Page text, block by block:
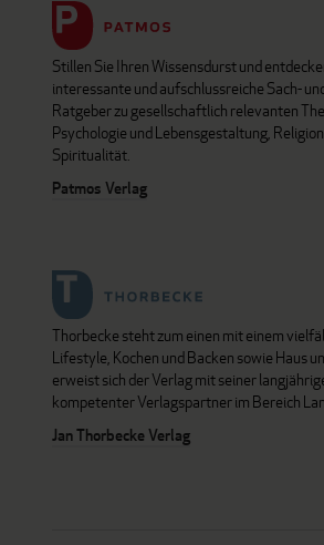
Stillen Sie Ihren Wissensdurst und
interessante und aufschlussreiche Sach-
Ratgeber zu gesellschaftlich relevanten
Psychologie und Lebensgestaltung,
Spiritualität.
Patmos Verlag
Thorbecke steht zum einen mit einem
Lifestyle, Kochen und Backen sowie Haus
erweist sich der Verlag mit seiner
kompetenter Verlagspartner im Bereich
Jan Thorbecke Verlag